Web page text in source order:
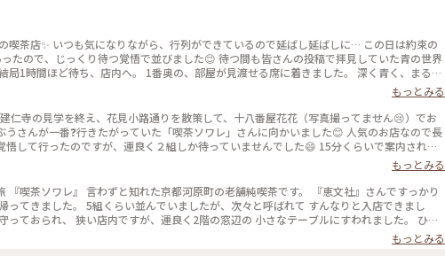
喫茶店✨ いつも気になりながら、行列ができているので延ばし延ばしに… この日は約束の
たので、じっくり待つ覚悟で並びました😊 待つ間も皆さんの投稿で拝見していた青の世界
局1時間ほど待ち、店内へ。 1番奥の、部屋が見渡せる席に着きました。 深く青く、まるで
💙 ぶどうの透かし彫りやライトもクラシックでキレイ✨ 頼んだのはご存じゼリーポンチ🌈✨
の明かりにかざすとキラキラします✨ ゼリーの懐かしい感じや優しい炭酸もいい！ 中の氷
、ゼリーだと思って口に入れてびっくりしてしまいました💦 あっという間に食べ終わって
雰囲気の中にいたくてコーヒーでも頼みたい…と思いましたが、きっと外には長い行列が
後にしました。 またこの特別な空間に会いに行きたいです💙 #電車旅 #喫茶ソワレ #
もっとみる
建仁寺の見学を終え、花見小路通りを散策して、十八番屋花花（写真撮ってません😢）でお
うさんが一番❓行きたがっていた「喫茶ソワレ」さんに向かいました😊 人気のお店なので長
悟して行ったのですが、運良く２組しか待っていませんでした😄 15分くらいで案内され、
グループばっかり😱 あ、でも、男性だけで来ているグループも😊 私はヨーグルトポンチ、
ポンチフロートを注文しました。 店内の雰囲気は、暗めの照明でしたが、落ち着いていて
しくいただいてお店を出たのですが、10組くらいが列を作っていました😳 #私のことりっ
茶ソワレ #ヨーグルトポンチ #ゼリーポンチフロート 令和５年５月20日撮影
もっとみる
『喫茶ソワレ』 言わずと知れた京都河原町の老舗純喫茶です。 『恵文社』さんですっかり
ってきました。 5組くらい並んでいましたが、次々と呼ばれて すんなりと入店できまし
っておられ、 狭い店内ですが、運良く2階の窓辺の 小さなテーブルにすわれました。 ひん
チをたのんで 文庫本を読みながら、ひと休みです。 灯りの抑えられた落ち着いた店内は 天
で美しく 昭和の香りが漂っていますが、 お客さんは若い観光客の方が多かったです。 お席
もっとみる